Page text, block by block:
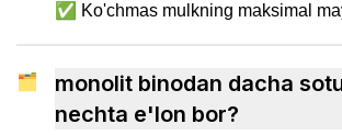
✅ Ko'chmas mulkning maksimal
🗂
monolit binodan dacha
nechta e'lon bor?